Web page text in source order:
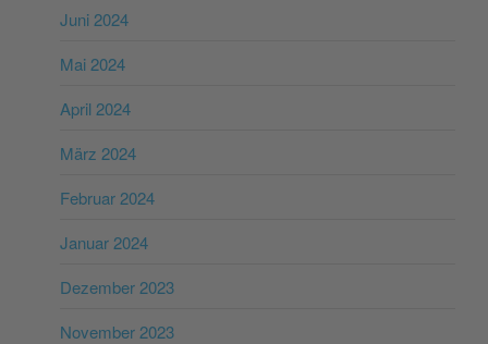
Juni 2024
Mai 2024
April 2024
März 2024
Februar 2024
Januar 2024
Dezember 2023
November 2023